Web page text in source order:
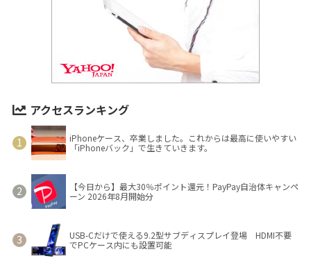
アクセスランキング
iPhoneケース、卒業しました。これからは最高に使いやすい
「iPhoneバック」で生きていきます。
【今日から】最大30％ポイント還元！PayPay自治体キャンペ
ーン 2026年8月開始分
USB-Cだけで使える9.2型サブディスプレイ登場 HDMI不要
でPCケース内にも設置可能